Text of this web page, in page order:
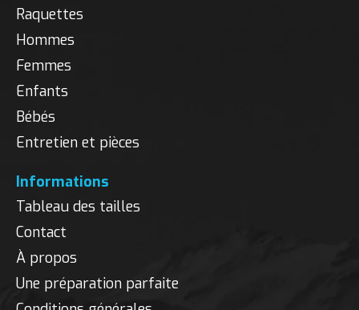
Raquettes
Hommes
Femmes
Enfants
Bébés
Entretien et pièces
Informations
Tableau des tailles
Contact
À propos
Une préparation parfaite